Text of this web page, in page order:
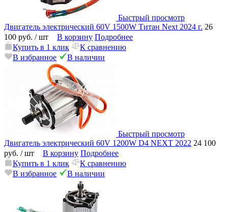
Быстрый просмотр
Двигатель электрический 60V 1500W Титан Next 2024 г. 26
100 руб. / шт В корзину Подробнее
Купить в 1 клик
К сравнению
В избранное
В наличии
Быстрый просмотр
Двигатель электрический 60V 1200W D4 NEXT 2022 24 100
руб. / шт В корзину Подробнее
Купить в 1 клик
К сравнению
В избранное
В наличии